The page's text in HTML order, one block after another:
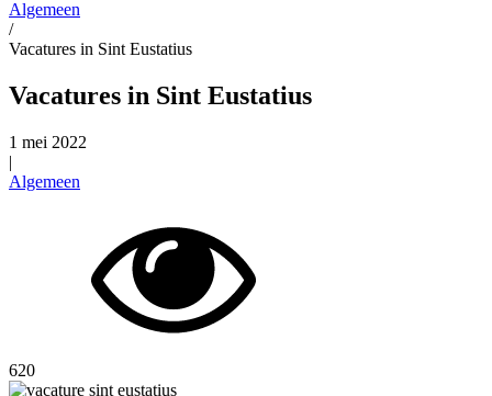
Algemeen
/
Vacatures in Sint Eustatius
Vacatures in Sint Eustatius
1 mei 2022
|
Algemeen
620